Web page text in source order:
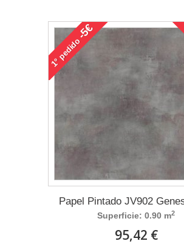
1°
pedido
-5€
Papel Pintado JV902
Superficie: 0.90 m2
95,42 €